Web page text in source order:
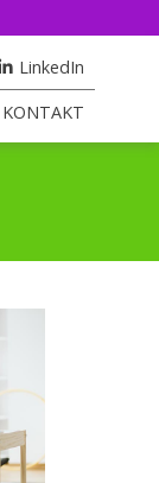
LinkedIn
KONTAKT